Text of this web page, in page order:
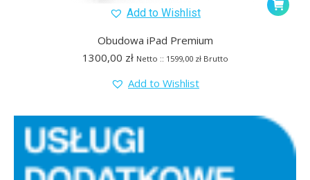
Add to Wishlist
Obudowa iPad Premium
1300,00 zł Netto :: 1599,00 złBrutto
Add to Wishlist